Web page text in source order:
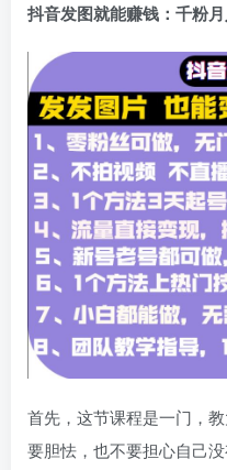
抖音发图就能赚钱：千粉
首先，这节课程是一门，
要胆怯，也不要担心自己